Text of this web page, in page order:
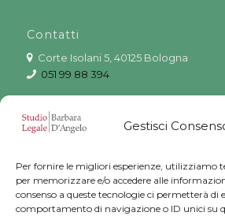
Gestisci
Per fornire le migliori esperienze, utilizziamo
per memorizzare e/o accedere alle
consenso a queste tecnologie ci permetterà di
comportamento di navigazione o ID unici su
Contatti
Corte Isolani 5, 40125 Bologna
051 99 88 394
051 6569341
FacebookAvvocato Barbara
InstagramAvvocato Barbara